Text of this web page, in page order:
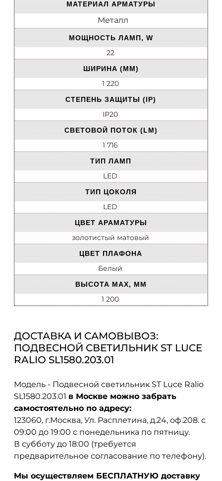
МАТЕРИАЛ АРМАТУРЫ
Металл
МОЩНОСТЬ ЛАМП, W
22
ШИРИНА (ММ)
1 220
СТЕПЕНЬ ЗАЩИТЫ (IP)
IP20
СВЕТОВОЙ ПОТОК (LM)
1 716
ТИП ЛАМП
LED
ТИП ЦОКОЛЯ
LED
ЦВЕТ АРАМАТУРЫ
золотистый матовый
ЦВЕТ ПЛАФОНА
Белый
ВЫСОТА MAX, ММ
1 200
ДОСТАВКА И САМОВЫВОЗ:
ПОДВЕСНОЙ СВЕТИЛЬНИК ST LUCE
RALIO SL1580.203.01
Модель - Подвесной светильник ST Luce Ralio
SL1580.203.01 в Москве можно забрать
самостоятельно по адресу:
123060, г.Москва, Ул. Расплетина, д.24, оф.208. с
09:00 до 19:00 с понедельника по пятницу.
В субботу до 18:00 (требуется
предварительное согласование по телефону).
Мы осуществляем БЕСПЛАТНУЮ доставку